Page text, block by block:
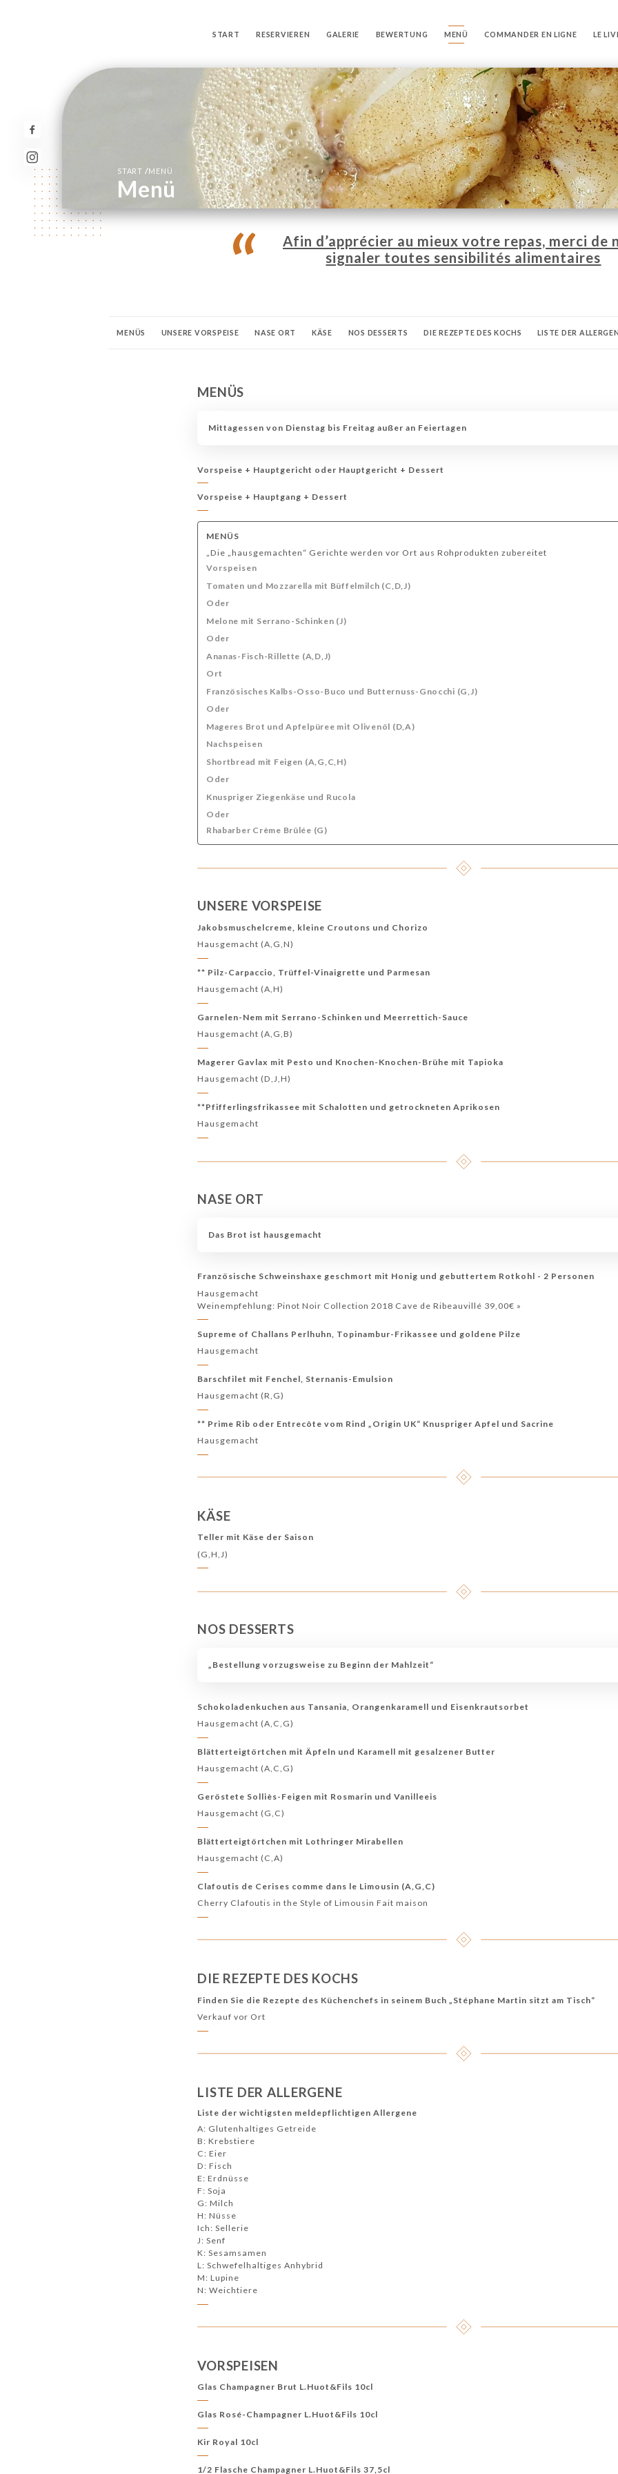
START RESERVIEREN GALERIE BEWERTUNG MENÜ COMMANDER EN LIGNE LE
START /MENÜ
Menü
Afin d’apprécier au mieux votre repas, merci de
signaler toutes sensibilités alimentaires
MENÜS UNSERE VORSPEISE NASE ORT KÄSE NOS DESSERTS DIE REZEPTE DES KOCHS LISTE DER
LANGUEDOC-ROUSSILON-WEIN
MENÜS
Mittagessen von Dienstag bis Freitag außer an Feiertagen
Vorspeise + Hauptgericht oder Hauptgericht + Dessert
Vorspeise + Hauptgang + Dessert
MENÜS
„Die „hausgemachten“ Gerichte werden vor Ort aus Rohprodukten zubereitet
Vorspeisen
Tomaten und Mozzarella mit Büffelmilch (C,D,J)
Oder
Melone mit Serrano-Schinken (J)
Oder
Ananas-Fisch-Rillette (A,D,J)
Ort
Französisches Kalbs-Osso-Buco und Butternuss-Gnocchi (G,J)
Oder
Mageres Brot und Apfelpüree mit Olivenöl (D,A)
Nachspeisen
Shortbread mit Feigen (A,G,C,H)
Oder
Knuspriger Ziegenkäse und Rucola
Oder
Rhabarber Crème Brûlée (G)
UNSERE VORSPEISE
Jakobsmuschelcreme, kleine Croutons und Chorizo
Hausgemacht (A,G,N)
** Pilz-Carpaccio, Trüffel-Vinaigrette und Parmesan
Hausgemacht (A,H)
Garnelen-Nem mit Serrano-Schinken und Meerrettich-Sauce
Hausgemacht (A,G,B)
Magerer Gavlax mit Pesto und Knochen-Knochen-Brühe mit Tapioka
Hausgemacht (D,J,H)
**Pfifferlingsfrikassee mit Schalotten und getrockneten Aprikosen
Hausgemacht
NASE ORT
Das Brot ist hausgemacht
Französische Schweinshaxe geschmort mit Honig und gebuttertem Rotkohl - 2 Personen
Hausgemacht
Weinempfehlung: Pinot Noir Collection 2018 Cave de Ribeauvillé 39,00€ »
Supreme of Challans Perlhuhn, Topinambur-Frikassee und goldene Pilze
Hausgemacht
Barschfilet mit Fenchel, Sternanis-Emulsion
Hausgemacht (R,G)
** Prime Rib oder Entrecôte vom Rind „Origin UK“ Knuspriger Apfel und Sacrine
Hausgemacht
KÄSE
Teller mit Käse der Saison
(G,H,J)
NOS DESSERTS
„Bestellung vorzugsweise zu Beginn der Mahlzeit“
Schokoladenkuchen aus Tansania, Orangenkaramell und Eisenkrautsorbet
Hausgemacht (A,C,G)
Blätterteigtörtchen mit Äpfeln und Karamell mit gesalzener Butter
Hausgemacht (A,C,G)
Geröstete Solliès-Feigen mit Rosmarin und Vanilleeis
Hausgemacht (G,C)
Blätterteigtörtchen mit Lothringer Mirabellen
Hausgemacht (C,A)
Clafoutis de Cerises comme dans le Limousin (A,G,C)
Cherry Clafoutis in the Style of Limousin Fait maison
DIE REZEPTE DES KOCHS
Finden Sie die Rezepte des Küchenchefs in seinem Buch „Stéphane Martin sitzt am Tisch“
Verkauf vor Ort
LISTE DER ALLERGENE
Liste der wichtigsten meldepflichtigen Allergene
A: Glutenhaltiges Getreide
B: Krebstiere
C: Eier
D: Fisch
E: Erdnüsse
F: Soja
G: Milch
H: Nüsse
Ich: Sellerie
J: Senf
K: Sesamsamen
L: Schwefelhaltiges Anhybrid
M: Lupine
N: Weichtiere
VORSPEISEN
Glas Champagner Brut L.Huot&Fils 10cl
Glas Rosé-Champagner L.Huot&Fils 10cl
Kir Royal 10cl
1/2 Flasche Champagner L.Huot&Fils 37,5cl